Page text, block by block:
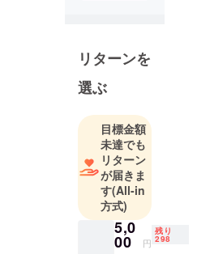
パーク
開場／開演
(予定)
7月8日(土)…
開場9:00／
開演10:00
7月9日(日)…
開場9:00／
リターンを
選ぶ
目標金額
未達でも
リターン
が届きま
す(All-in
方式)
5,0
00 円
残り
298